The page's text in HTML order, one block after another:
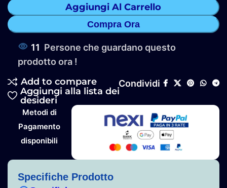
Aggiungi Al Carrello
Compra Ora
11 Persone che guardano questo
prodotto ora !
Add to compare
Aggiungi alla lista dei
desideri
Condividi
Metodi di
Pagamento
disponibili
Specifiche Prodotto